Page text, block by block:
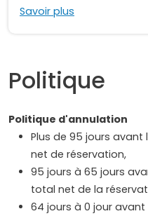
Savoir plus
Politique
Politique d'annulation
Plus de 95 jours avant
net de réservation,
95 jours à 65 jours
total net de la
64 jours à 0 jour